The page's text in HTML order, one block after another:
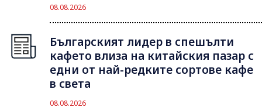
08.08.2026
Българският лидер в спешълти
кафето влиза на китайския пазар с
едни от най-редките сортове кафе
в света
08.08.2026